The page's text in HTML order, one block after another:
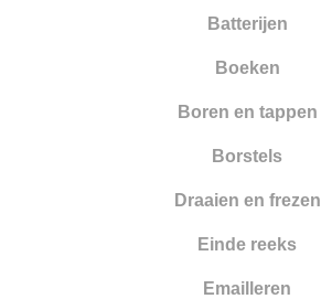
Reinigen en drogen
Batterijen
Boeken
Boren en tappen
Borstels
Draaien en frezen
Einde reeks
Emailleren